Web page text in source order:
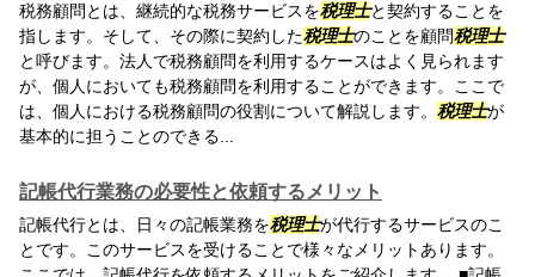
税務顧問とは、継続的な税務サービスを税理士と契約することを
指します。そして、その際に契約した税理士のことを顧問税理士
と呼びます。法人で税務顧問を利用するケースはよく見られます
が、個人においても税務顧問を利用することができます。ここで
は、個人における税務顧問の役割について解説します。 税理士が
基本的に担うことのできる...
記帳代行業務の必要性と依頼するメリット
記帳代行とは、日々の記帳業務を税理士が代行するサービスのこ
とです。このサービスを受けることで様々なメリットあります。